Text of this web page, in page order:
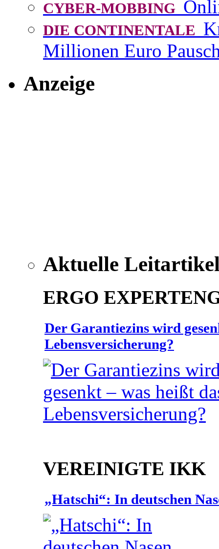
CYBER-MOBBING
DIE CONTINENTALE
Millionen Euro
Anzeige
Aktuelle
ERGO
Der Garantiezins wird
Lebensversicherung?
VEREINIGTE IKK
„Hatschi“: In deutschen